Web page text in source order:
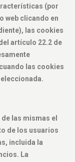
(por
web clicando en
las cookies
artículo 22.2 de
las cookies
las mismas el
de los usuarios
incluida la
La